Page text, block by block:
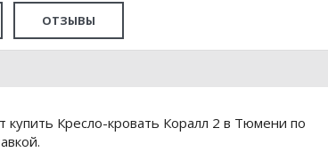
ОТЗЫВЫ
Кресло-кровать Коралл 2 в Тюмени по